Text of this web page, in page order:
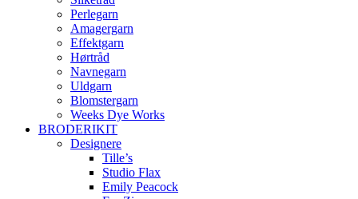
Perlegarn
Amagergarn
Effektgarn
Hørtråd
Navnegarn
Uldgarn
Blomstergarn
Weeks Dye Works
BRODERIKIT
Designere
Tille’s
Studio Flax
Emily Peacock